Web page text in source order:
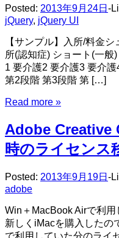
Posted: 2013年9月24日 -
jQuery, jQuery UI
【サンプル】入所/料金
所(認知症) ショート(一般
1 要介護2 要介護3 要介
第2段階 第3段階 第 […]
Read more »
Adobe Creative
時のライセンス
Posted: 2013年9月19日 -
adobe
Win＋MacBook Airで利用
新しくiMacを購入したの
で利用していた分のライ